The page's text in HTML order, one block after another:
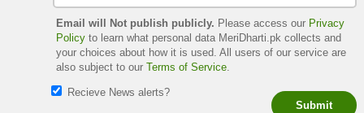
Email will Not publish publicly. Please access our Privacy
Policyto learn what personal data MeriDharti.pk collects and
your choices about how it is used. All users of our service are
also subject to our Terms of Service.
Recieve News alerts?
Submit